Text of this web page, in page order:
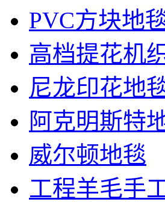
PVC方块地
高档提花机
尼龙印花地
阿克明斯特
威尔顿地毯
工程羊毛手